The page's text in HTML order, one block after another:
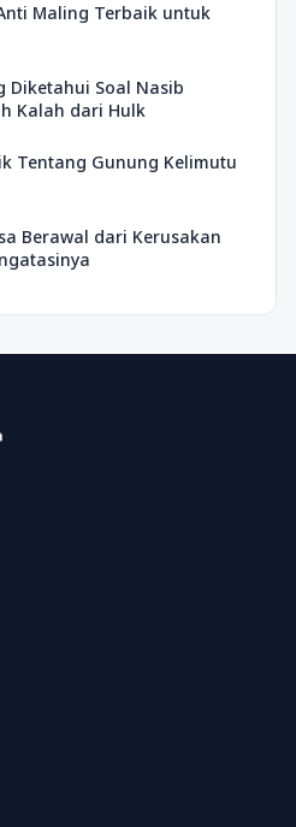
Maling Terbaik untuk
Diketahui Soal Nasib
Kalah dari Hulk
Tentang Gunung Kelimutu
Berawal dari Kerusakan